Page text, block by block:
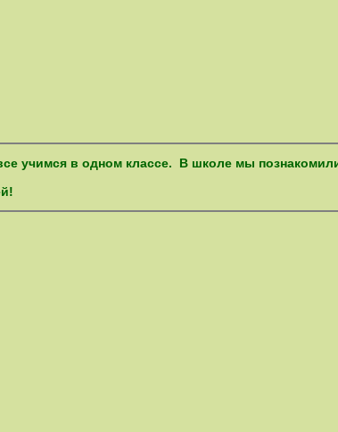
учимся в одном классе. В школе мы